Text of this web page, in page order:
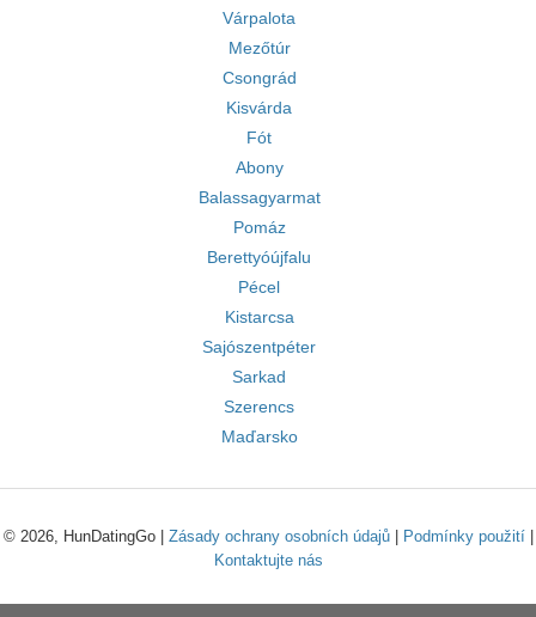
Várpalota
Mezőtúr
Csongrád
Kisvárda
Fót
Abony
Balassagyarmat
Pomáz
Berettyóújfalu
Pécel
Kistarcsa
Sajószentpéter
Sarkad
Szerencs
Maďarsko
© 2026, HunDatingGo | Zásady ochrany osobních údajů| Podmínky použití|
Kontaktujte nás